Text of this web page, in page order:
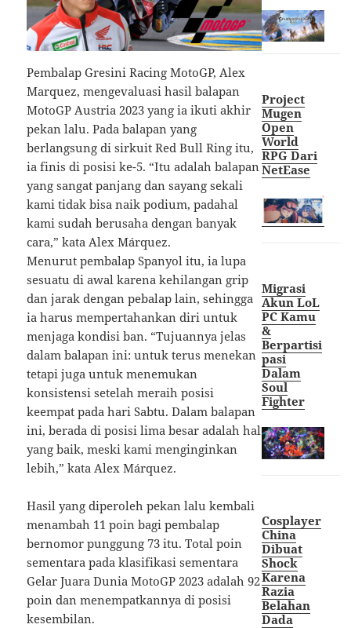
Pembalap Gresini Racing MotoGP, Alex
Marquez, mengevaluasi hasil balapan
MotoGP Austria 2023 yang ia ikuti akhir
pekan lalu. Pada balapan yang
berlangsung di sirkuit Red Bull Ring itu,
ia finis di posisi ke-5. “Itu adalah balapan
yang sangat panjang dan sayang sekali
kami tidak bisa naik podium, padahal
kami sudah berusaha dengan banyak
cara,” kata Alex Márquez.
Menurut pembalap Spanyol itu, ia lupa
sesuatu di awal karena kehilangan grip
dan jarak dengan pebalap lain, sehingga
ia harus mempertahankan diri untuk
menjaga kondisi ban. “Tujuannya jelas
dalam balapan ini: untuk terus menekan
tetapi juga untuk menemukan
konsistensi setelah meraih posisi
keempat pada hari Sabtu. Dalam balapan
ini, berada di posisi lima besar adalah hal
yang baik, meski kami menginginkan
lebih,” kata Alex Márquez.
Hasil yang diperoleh pekan lalu kembali
menambah 11 poin bagi pembalap
bernomor punggung 73 itu. Total poin
sementara pada klasifikasi sementara
Gelar Juara Dunia MotoGP 2023 adalah 92
poin dan menempatkannya di posisi
kesembilan.
Project
Mugen
Open
World
RPG Dari
NetEase
Migrasi
Akun LoL
PC Kamu
&
Berpartisi
pasi
Dalam
Soul
Fighter
Cosplayer
China
Dibuat
Shock
Karena
Razia
Belahan
Dada